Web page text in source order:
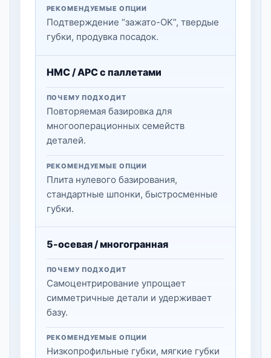
РЕКОМЕНДУЕМЫЕ ОПЦИИ
Подтверждение “зажато-OK”, твердые
губки, продувка посадок.
HMC / APC с паллетами
ПОЧЕМУ ПОДХОДИТ
Повторяемая базировка для
многооперационных семейств
деталей.
РЕКОМЕНДУЕМЫЕ ОПЦИИ
Плита нулевого базирования,
стандартные шпонки, быстросменные
губки.
5-осевая / многогранная
ПОЧЕМУ ПОДХОДИТ
Самоцентрирование упрощает
симметричные детали и удерживает
базу.
РЕКОМЕНДУЕМЫЕ ОПЦИИ
Низкопрофильные губки, мягкие губки